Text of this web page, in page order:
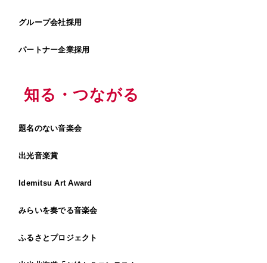
グループ会社採用
パートナー企業採用
知る・つながる
題名のない音楽会
出光音楽賞
Idemitsu Art Award
みらいを奏でる音楽会
ふるさとプロジェクト